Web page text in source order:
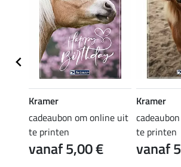
Kramer
cadeaubon om online uit
te printen
vanaf 5,00 €
Kramer
te printen
vanaf